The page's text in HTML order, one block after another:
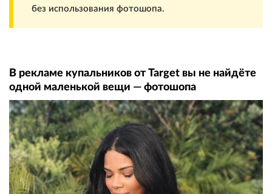
без использования фотошопа.
В рекламе купальников от Target вы не найдёте
одной маленькой вещи — фотошопа